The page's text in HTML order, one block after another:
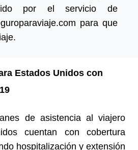
por el servicio de
para que
Estados Unidos con
de asistencia al viajero
cuentan con cobertura
hospitalización y extensión